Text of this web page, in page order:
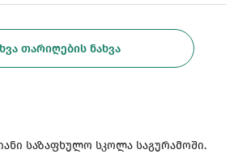
ᲗᲐᲠᲘᲦᲔᲑᲘᲡ ᲜᲐᲮᲕᲐ
საზაფხულო სკოლა საგურამოში.